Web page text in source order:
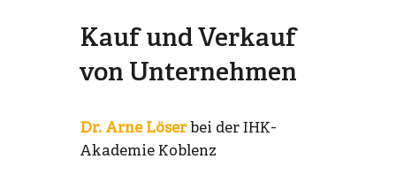
Kauf und Verkauf
von Unternehmen
Dr. Arne Löserbei der IHK-
Akademie Koblenz